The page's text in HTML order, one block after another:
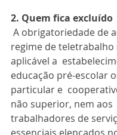
2. Quem fica excluído
regime de teletrabalho
aplicável a
educação pré-escolar
particular e
não superior, nem aos
trabalhadores de